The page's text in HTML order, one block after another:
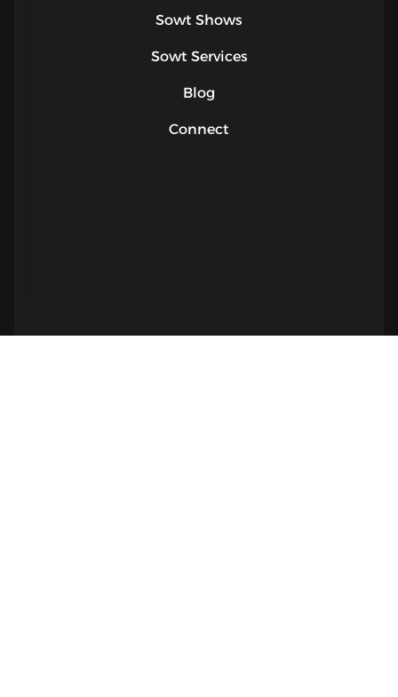
Sowt Shows
Sowt Services
Blog
Connect